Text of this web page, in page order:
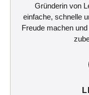
Gründerin von
einfache, schnelle
Freude machen